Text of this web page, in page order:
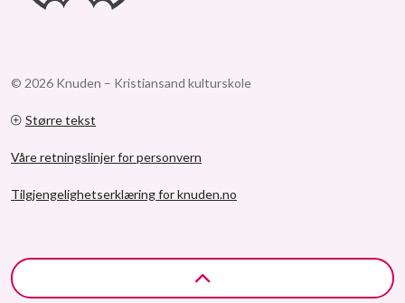
© 2026 Knuden – Kristiansand kulturskole
Større tekst
Våre retningslinjer for personvern
Tilgjengelighetserklæring for knuden.no